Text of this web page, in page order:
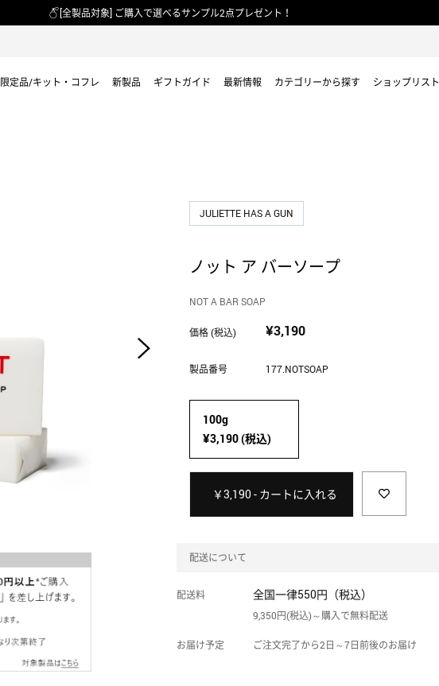
[全製品対象] ご購入で選べるサンプル2点プレゼント！
限定品/キット・コフレ 新製品 ギフトガイド 最新情報 カテゴリーから探す ショップリスト
JULIETTE HAS A GUN
ノット ア バーソープ
NOT A BAR SOAP
価格 (税込) ¥3,190
製品番号 177.NOTSOAP
100g
¥3,190 (税込)
￥3,190 - カートに入れる
配送について
配送料 全国一律550円（税込）
9,350円(税込)～購入で無料配送
お届け予定 ご注文完了から2日～7日前後のお届け